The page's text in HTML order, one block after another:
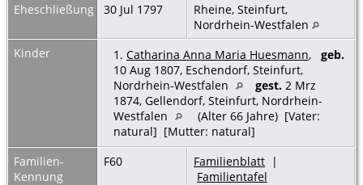
Eheschließung
30 Jul 1797
Rheine, Steinfurt,
Nordrhein-Westfalen
Kinder
1. Catharina Anna Maria Huesmann, geb.
10 Aug 1807, Eschendorf, Steinfurt,
Nordrhein-Westfalen
gest. 2 Mrz
1874, Gellendorf, Steinfurt, Nordrhein-
Westfalen
(Alter 66 Jahre) [Vater:
natural] [Mutter: natural]
Familien-
Kennung
F60 Familienblatt |
Familientafel